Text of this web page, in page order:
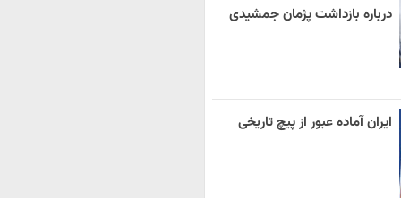
درباره بازداشت پژمان جمشیدی
ایران آماده عبور از پیچ تاریخی